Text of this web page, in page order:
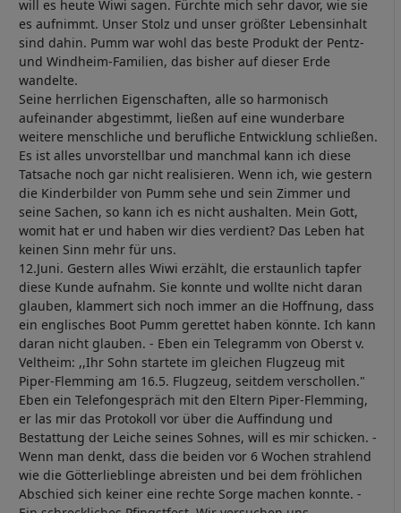
will es heute Wiwi sagen. Fürchte mich sehr davor, wie sie
es aufnimmt. Unser Stolz und unser größter Lebensinhalt
sind dahin. Pumm war wohl das beste Produkt der Pentz-
und Windheim-Familien, das bisher auf dieser Erde
wandelte.
Seine herrlichen Eigenschaften, alle so harmonisch
aufeinander abgestimmt, ließen auf eine wunderbare
weitere menschliche und berufliche Entwicklung schließen.
Es ist alles unvorstellbar und manchmal kann ich diese
Tatsache noch gar nicht realisieren. Wenn ich, wie gestern
die Kinderbilder von Pumm sehe und sein Zimmer und
seine Sachen, so kann ich es nicht aushalten. Mein Gott,
womit hat er und haben wir dies verdient? Das Leben hat
keinen Sinn mehr für uns.
12.Juni. Gestern alles Wiwi erzählt, die erstaunlich tapfer
diese Kunde aufnahm. Sie konnte und wollte nicht daran
glauben, klammert sich noch immer an die Hoffnung, dass
ein englisches Boot Pumm gerettet haben könnte. Ich kann
daran nicht glauben. - Eben ein Telegramm von Oberst v.
Veltheim: ,,Ihr Sohn startete im gleichen Flugzeug mit
Piper-Flemming am 16.5. Flugzeug, seitdem verschollen."
Eben ein Telefongespräch mit den Eltern Piper-Flemming,
er las mir das Protokoll vor über die Auffindung und
Bestattung der Leiche seines Sohnes, will es mir schicken. -
Wenn man denkt, dass die beiden vor 6 Wochen strahlend
wie die Götterlieblinge abreisten und bei dem fröhlichen
Abschied sich keiner eine rechte Sorge machen konnte. -